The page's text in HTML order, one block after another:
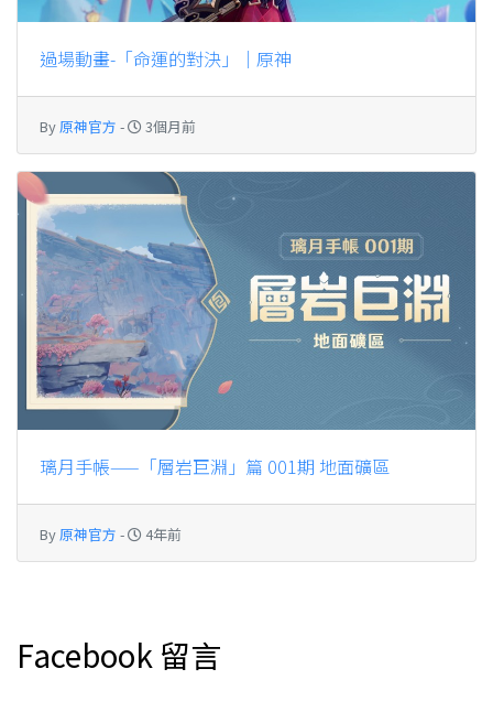
過場動畫-「命運的對決」｜原神
By原神官方 - 3個月前
璃月手帳——「層岩巨淵」篇 001期 地面礦區
By原神官方 - 4年前
Facebook 留言